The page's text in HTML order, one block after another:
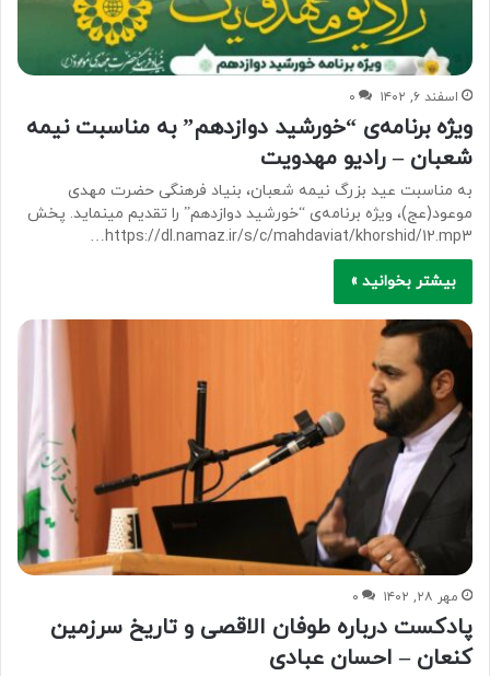
اسفند ۶, ۱۴۰۲ ۰
ویژه برنامه‌ی “خورشید دوازدهم” به مناسبت نیمه
شعبان – رادیو مهدویت
به مناسبت عید بزرگ نیمه شعبان، بنیاد فرهنگی حضرت مهدی
موعود(عج)، ویژه برنامه‌ی “خورشید دوازدهم” را تقدیم مینماید. پخش
https://dl.namaz.ir/s/c/mahdaviat/khorshid/12.mp3…
بیشتر بخوانید »
مهر ۲۸, ۱۴۰۲ ۰
پادکست درباره طوفان الاقصی و تاریخ سرزمین
کنعان – احسان عبادی